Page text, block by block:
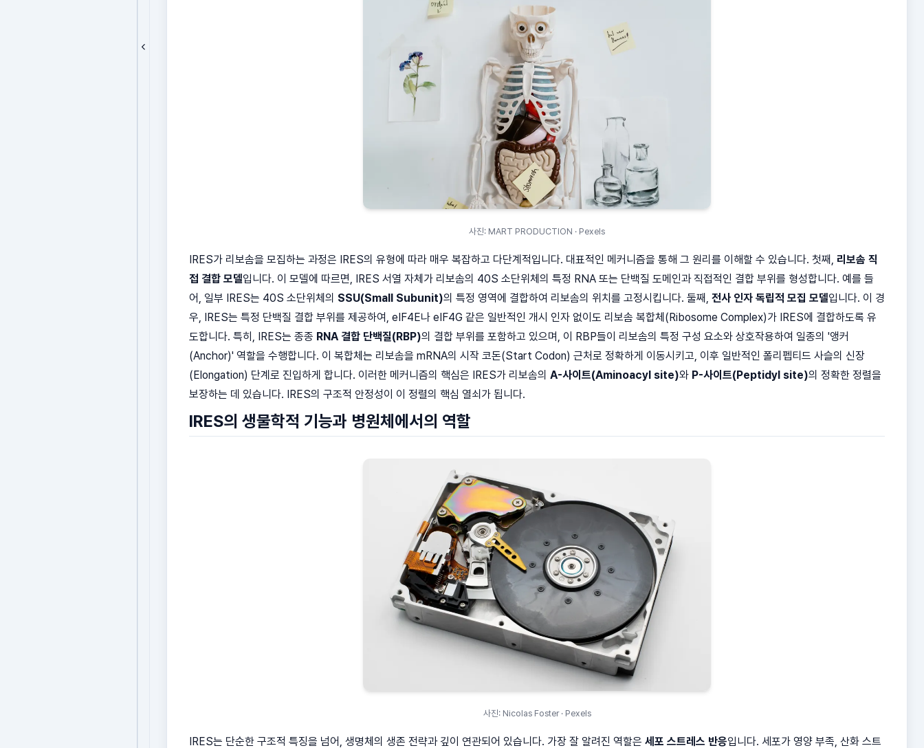
사진: MART PRODUCTION · Pexels
IRES가 리보솜을 모집하는 과정은 IRES의 유형에 따라 매우 복잡하고 다단계적입니다. 대표적인 메커니즘을 통해 그 원리를 이해할 수 있습니다. 첫째, 리보솜 직
접 결합 모델입니다. 이 모델에 따르면, IRES 서열 자체가 리보솜의 40S 소단위체의 특정 RNA 또는 단백질 도메인과 직접적인 결합 부위를 형성합니다. 예를 들
어, 일부 IRES는 40S 소단위체의 SSU(Small Subunit)의 특정 영역에 결합하여 리보솜의 위치를 고정시킵니다. 둘째, 전사 인자 독립적 모집 모델입니다. 이 경
우, IRES는 특정 단백질 결합 부위를 제공하여, eIF4E나 eIF4G 같은 일반적인 개시 인자 없이도 리보솜 복합체(Ribosome Complex)가 IRES에 결합하도록 유
도합니다. 특히, IRES는 종종 RNA 결합 단백질(RBP)의 결합 부위를 포함하고 있으며, 이 RBP들이 리보솜의 특정 구성 요소와 상호작용하여 일종의 '앵커
(Anchor)' 역할을 수행합니다. 이 복합체는 리보솜을 mRNA의 시작 코돈(Start Codon) 근처로 정확하게 이동시키고, 이후 일반적인 폴리펩티드 사슬의 신장
(Elongation) 단계로 진입하게 합니다. 이러한 메커니즘의 핵심은 IRES가 리보솜의 A-사이트(Aminoacyl site)와 P-사이트(Peptidyl site)의 정확한 정렬을
보장하는 데 있습니다. IRES의 구조적 안정성이 이 정렬의 핵심 열쇠가 됩니다.
IRES의 생물학적 기능과 병원체에서의 역할
사진: Nicolas Foster · Pexels
IRES는 단순한 구조적 특징을 넘어, 생명체의 생존 전략과 깊이 연관되어 있습니다. 가장 잘 알려진 역할은 세포 스트레스 반응입니다. 세포가 영양 부족, 산화 스트